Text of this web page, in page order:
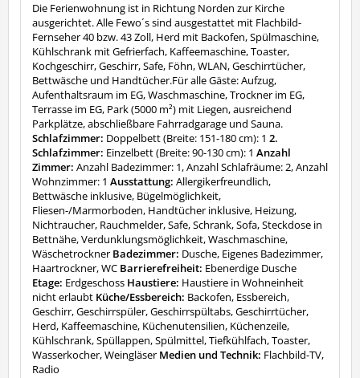
Die Ferienwohnung ist in Richtung Norden zur Kirche
ausgerichtet. Alle Fewo´s sind ausgestattet mit Flachbild-
Fernseher 40 bzw. 43 Zoll, Herd mit Backofen, Spülmaschine,
Kühlschrank mit Gefrierfach, Kaffeemaschine, Toaster,
Kochgeschirr, Geschirr, Safe, Föhn, WLAN, Geschirrtücher,
Bettwäsche und Handtücher.Für alle Gäste: Aufzug,
Aufenthaltsraum im EG, Waschmaschine, Trockner im EG,
Terrasse im EG, Park (5000 m²) mit Liegen, ausreichend
Parkplätze, abschließbare Fahrradgarage und Sauna.
Schlafzimmer: Doppelbett (Breite: 151-180 cm): 1 2.
Schlafzimmer: Einzelbett (Breite: 90-130 cm): 1 Anzahl
Zimmer: Anzahl Badezimmer: 1, Anzahl Schlafräume: 2, Anzahl
Wohnzimmer: 1 Ausstattung: Allergikerfreundlich,
Bettwäsche inklusive, Bügelmöglichkeit,
Fliesen-/Marmorboden, Handtücher inklusive, Heizung,
Nichtraucher, Rauchmelder, Safe, Schrank, Sofa, Steckdose in
Bettnähe, Verdunklungsmöglichkeit, Waschmaschine,
Wäschetrockner Badezimmer: Dusche, Eigenes Badezimmer,
Haartrockner, WC Barrierefreiheit: Ebenerdige Dusche
Etage: Erdgeschoss Haustiere: Haustiere in Wohneinheit
nicht erlaubt Küche/Essbereich: Backofen, Essbereich,
Geschirr, Geschirrspüler, Geschirrspültabs, Geschirrtücher,
Herd, Kaffeemaschine, Küchenutensilien, Küchenzeile,
Kühlschrank, Spüllappen, Spülmittel, Tiefkühlfach, Toaster,
Wasserkocher, Weingläser Medien und Technik: Flachbild-TV,
Radio